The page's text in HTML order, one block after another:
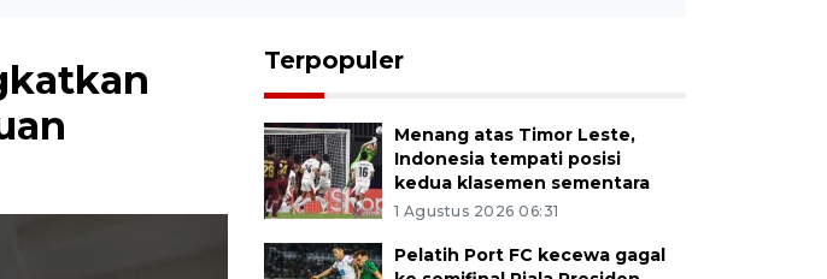
Terpopuler
Menang atas Timor Leste,
Indonesia tempati posisi
kedua klasemen sementara
1 Agustus 2026 06:31
Pelatih Port FC kecewa gagal